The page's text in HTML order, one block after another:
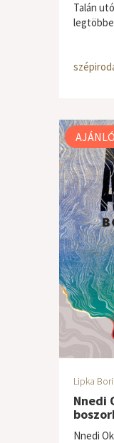
Talán
Lipka Bori
Nnedi
Nnedi